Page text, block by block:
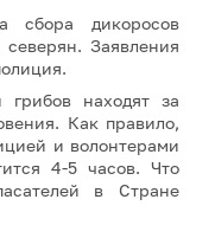
сбора дикоросов
северян. Заявления
грибов находят за
Как правило,
и волонтерами
4-5 часов. Что
в Стране